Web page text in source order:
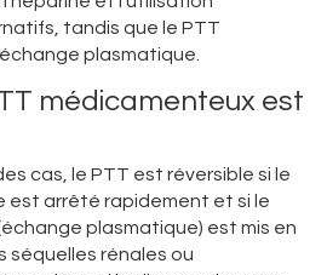
tandis que le PTT
plasmatique.
médicamenteux est
cas, le PTT est réversible si le
est arrêté rapidement et si le
plasmatique) est mis en
séquelles rénales ou